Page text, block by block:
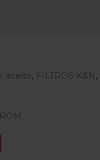
aceite, FILTROS K&N,